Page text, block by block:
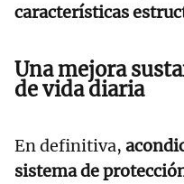
características
Una mejora
de vida diaria
En definitiva,
sistema de